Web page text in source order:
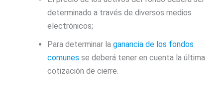
determinado a través de diversos medios
electrónicos;
Para determinar la ganancia de los fondos
comunes se deberá tener en cuenta la última
cotización de cierre.